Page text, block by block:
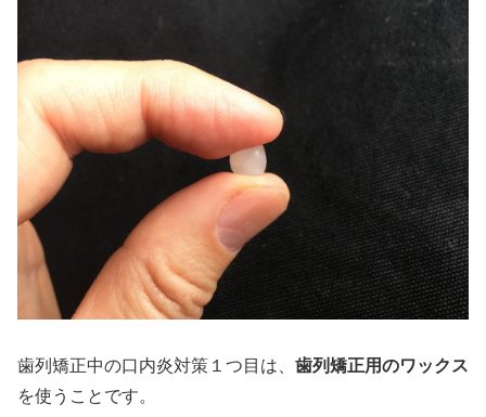
歯列矯正中の口内炎対策１つ目は、 歯列矯正用のワックス
を使うことです。